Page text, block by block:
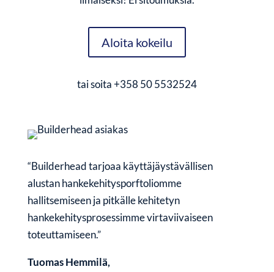
Aloita kokeilu
tai soita+358 50 5532524
“Builderhead tarjoaa käyttäjäystävällisen
alustan hankekehitysporftoliomme
hallitsemiseen ja pitkälle kehitetyn
hankekehitysprosessimme virtaviivaiseen
toteuttamiseen.”
Tuomas Hemmilä,